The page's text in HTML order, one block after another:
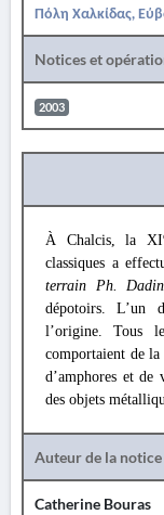
Πόλη Χαλκίδας,
Notices et
2003
À Chalcis, la XI
classiques a
terrain Ph.
dépotoirs. L’un
l’origine. Tous
comportaient de la
d’amphores et de
des objets
Auteur de la notice
Catherine Bouras